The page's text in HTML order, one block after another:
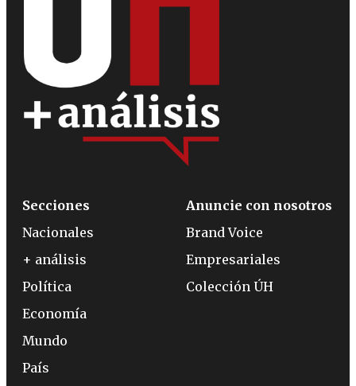
Secciones
Nacionales
+ análisis
Política
Economía
Mundo
País
Anuncie con nosotros
Brand Voice
Empresariales
Colección ÚH